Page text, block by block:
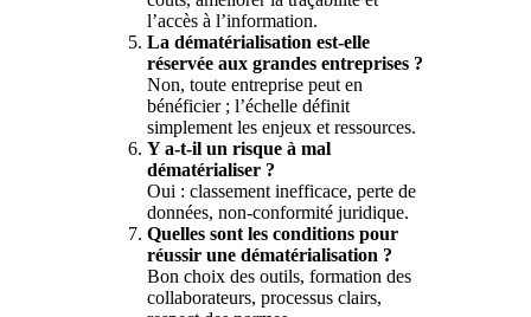
l’accès à l’information.
La dématérialisation est-elle
réservée aux grandes entreprises ?
Non, toute entreprise peut en
bénéficier ; l’échelle définit
simplement les enjeux et ressources.
Y a-t-il un risque à mal
dématérialiser ?
Oui : classement inefficace, perte de
données, non-conformité juridique.
Quelles sont les conditions pour
réussir une dématérialisation ?
Bon choix des outils, formation des
collaborateurs, processus clairs,